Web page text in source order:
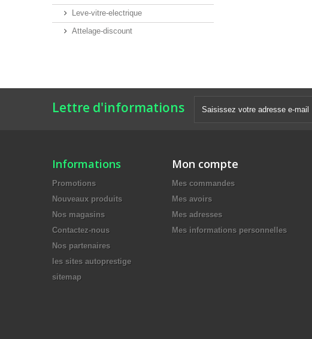
Leve-vitre-electrique
Attelage-discount
Lettre d'informations
Informations
Promotions
Nouveaux produits
Nos magasins
Contactez-nous
Nos partenaires
les sites autoprestige
sitemap
Mon compte
Mes commandes
Mes avoirs
Mes adresses
Mes informations personnelles